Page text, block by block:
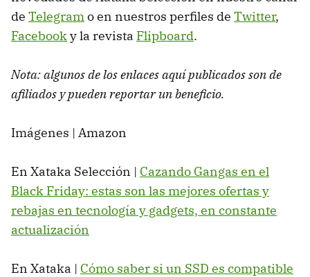
de Telegramo en nuestros perfiles de Twitter,
Facebooky la revista Flipboard.
Nota: algunos de los enlaces aquí publicados son de
afiliados y pueden reportar un beneficio.
Imágenes | Amazon
En Xataka Selección | Cazando Gangas en el
Black Friday: estas son las mejores ofertas y
rebajas en tecnología y gadgets, en constante
actualización
En Xataka | Cómo saber si un SSD es compatible